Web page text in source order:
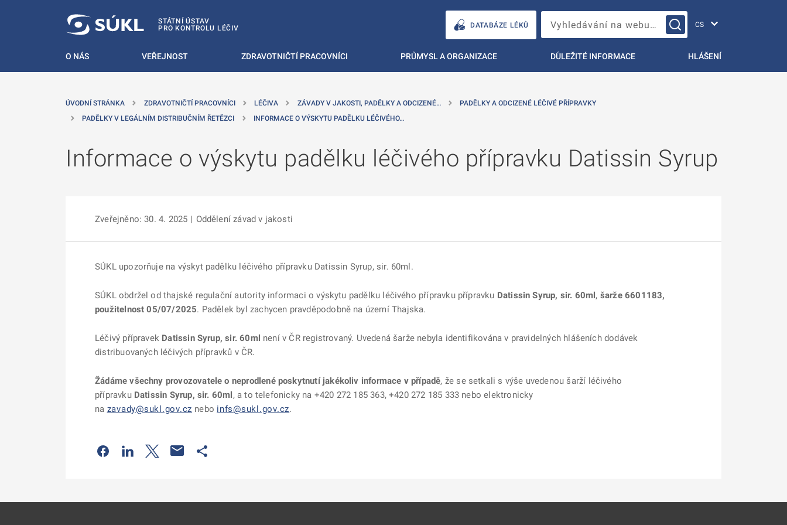
STÁTNÍ ÚSTAV
PRO KONTROLU LÉČIV
DATABÁZE LÉKŮ Vyhledávání na webu…
O NÁS VEŘEJNOST ZDRAVOTNIČTÍ PRACOVNÍCI PRŮMYSL A ORGANIZACE DŮLEŽITÉ INFORMACE HLÁŠENÍ
ÚVODNÍ STRÁNKA ZDRAVOTNIČTÍ PRACOVNÍCI LÉČIVA ZÁVADY V JAKOSTI, PADĚLKY A ODCIZENÉ…
PADĚLKY A ODCIZENÉ LÉČIVÉ PŘÍPRAVKY
PADĚLKY V LEGÁLNÍM DISTRIBUČNÍM ŘETĚZCI
INFORMACE O VÝSKYTU PADĚLKU LÉČIVÉHO…
Informace o výskytu padělku léčivého přípravku Datissin Syrup
Zveřejněno: 30. 4. 2025 | Oddělení závad v jakosti
SÚKL upozorňuje na výskyt padělku léčivého přípravku Datissin Syrup, sir. 60ml.
SÚKL obdržel od thajské regulační autority informaci o výskytu padělku léčivého přípravku přípravku Datissin Syrup, sir. 60ml, šarže 6601183,
použitelnost 05/07/2025. Padělek byl zachycen pravděpodobně na území Thajska.
Léčivý přípravek Datissin Syrup, sir. 60ml není v ČR registrovaný. Uvedená šarže nebyla identifikována v pravidelných hlášeních dodávek
distribuovaných léčivých přípravků v ČR.
Žádáme všechny provozovatele o neprodlené poskytnutí jakékoliv informace v případě, že se setkali s výše uvedenou šarží léčivého
přípravku Datissin Syrup, sir. 60ml, a to telefonicky na +420 272 185 363, +420 272 185 333 nebo elektronicky
na zavady@sukl.gov.cz nebo infs@sukl.gov.cz.
Odkaz se otevře na nové kartě
Odkaz se otevře na nové kartě
Odkaz se otevře na nové kartě